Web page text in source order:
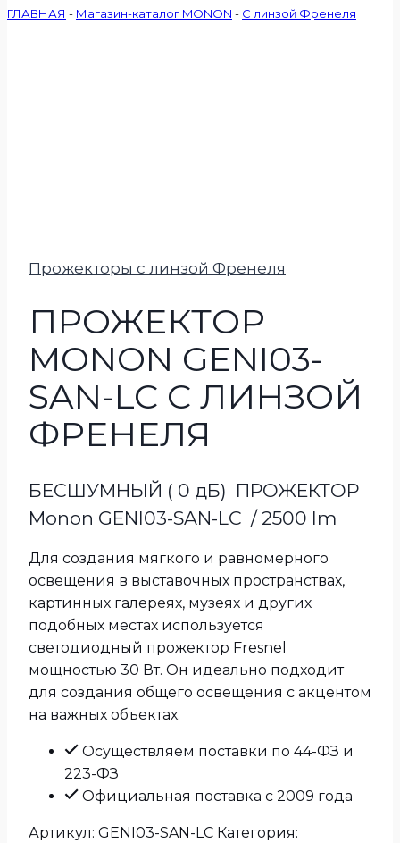
ГЛАВНАЯ - Магазин-каталог MONON - С линзой Френеля
Прожекторы с линзой Френеля
ПРОЖЕКТОР
MONON GENI03-
SAN-LC С ЛИНЗОЙ
ФРЕНЕЛЯ
БЕСШУМНЫЙ ( 0 дБ) ПРОЖЕКТОР
Monon GENI03-SAN-LC / 2500 lm
Для создания мягкого и равномерного
освещения в выставочных пространствах,
картинных галереях, музеях и других
подобных местах используется
светодиодный прожектор Fresnel
мощностью 30 Вт. Он идеально подходит
для создания общего освещения с акцентом
на важных объектах.
Осуществляем поставки по 44-ФЗ и
223-ФЗ
Официальная поставка с 2009 года
Артикул: GENI03-SAN-LC Категория: